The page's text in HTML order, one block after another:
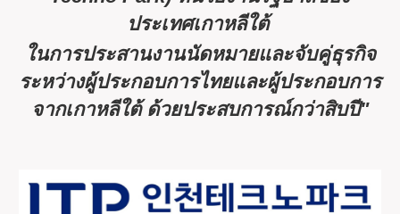
ประเทศเกาหลีใต้
ในการประสานงานนัดหมายและจับคู่ธุรกิจ
ระหว่างผู้ประกอบการไทยและผู้ประกอบการ
จากเกาหลีใต้ ด้วยประสบการณ์กว่าสิบปี"